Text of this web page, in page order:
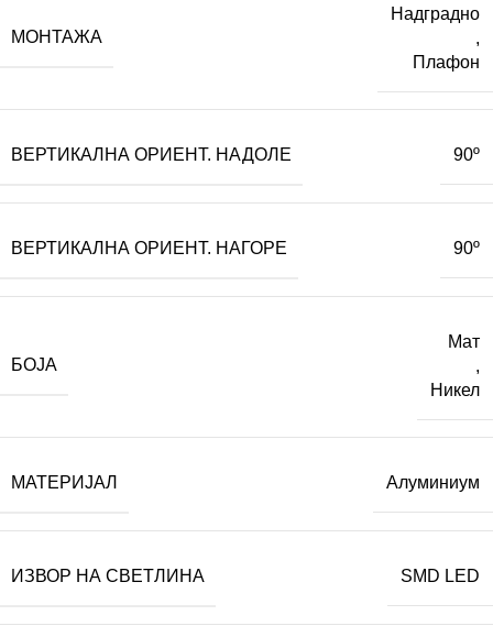
МОНТАЖА
Надградно
,
Плафон
ВЕРТИКАЛНА ОРИЕНТ. НАДОЛЕ 90º
ВЕРТИКАЛНА ОРИЕНТ. НАГОРЕ 90º
БОЈА
Мат
,
Никел
МАТЕРИЈАЛ Алуминиум
ИЗВОР НА СВЕТЛИНА SMD LED